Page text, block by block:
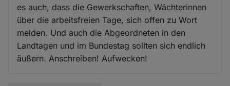
es auch, dass die Gewerkschaften, Wächterinnen
über die arbeitsfreien Tage, sich offen zu Wort
melden. Und auch die Abgeordneten in den
Landtagen und im Bundestag sollten sich endlich
äußern. Anschreiben! Aufwecken!